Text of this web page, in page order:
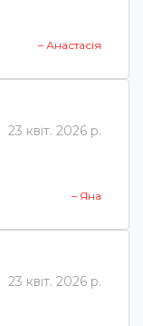
– Анастасія
23 квіт. 2026 р.
– Яна
23 квіт. 2026 р.